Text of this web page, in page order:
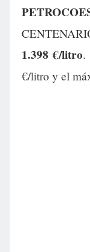
1.398 €/litro.
€/litro y el